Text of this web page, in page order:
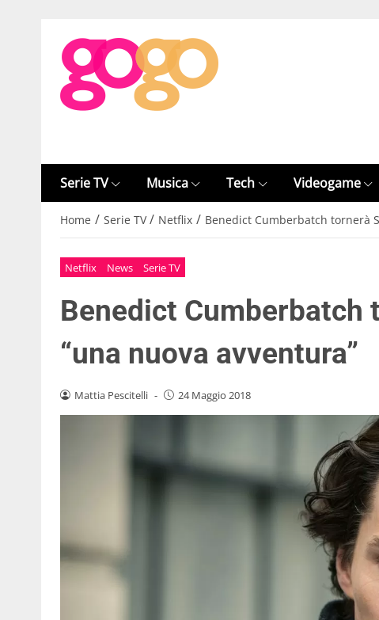
Serie TV Musica Tech Videogame
Home / Serie TV / Netflix / Benedict Cumberbatch tornerà
Netflix News Serie TV
Benedict Cumberbatch
“una nuova avventura”
Mattia Pescitelli - 24 Maggio 2018